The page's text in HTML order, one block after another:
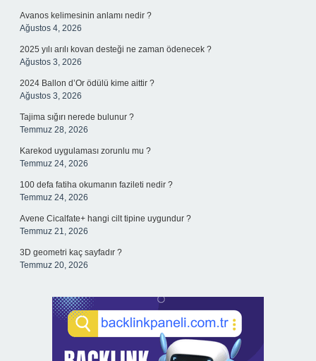
Avanos kelimesinin anlamı nedir ?
Ağustos 4, 2026
2025 yılı arılı kovan desteği ne zaman ödenecek ?
Ağustos 3, 2026
2024 Ballon d’Or ödülü kime aittir ?
Ağustos 3, 2026
Tajima sığırı nerede bulunur ?
Temmuz 28, 2026
Karekod uygulaması zorunlu mu ?
Temmuz 24, 2026
100 defa fatiha okumanın fazileti nedir ?
Temmuz 24, 2026
Avene Cicalfate+ hangi cilt tipine uygundur ?
Temmuz 21, 2026
3D geometri kaç sayfadır ?
Temmuz 20, 2026